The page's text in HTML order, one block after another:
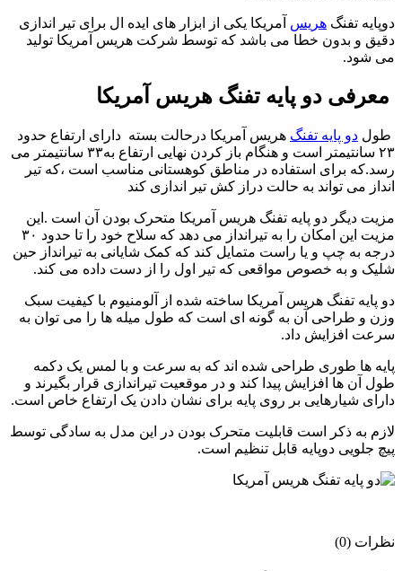
دوپایه تفنگ هریس آمریکا یکی از ابزار های ایده ال برای تیر اندازی
دقیق و بدون خطا می باشد که توسط شرکت هریس آمریکا تولید
می شود.
معرفی دو پایه تفنگ هریس آمریکا
طول دو پایه تفنگ هریس آمریکا درحالت بسته دارای ارتفاع حدود
۲۳ سانتیمتر است و هنگام باز کردن نهایی ارتفاع به۳۳ سانتیمتر می
رسد.که برای استفاده در مناطق کوهستانی مناسب است ،که تیر
انداز می تواند به حالت دراز کش تیر اندازی کند
مزیت دیگر دو پایه تفنگ هریس آمریکا متحرک بودن آن است . این
مزیت این امکان را به تیرانداز می دهد که سلاح خود را تا حدود ۳۰
درجه به چپ و یا راست متمایل کند که کمک شایانی به تیرانداز حین
شلیک و به خصوص مواقعی که تیر اول را از دست داده می کند.
دو پایه تفنگ هریس آمریکا ساخته شده از آلومنیوم با کیفیت سبک
وزن و طراحی آن به گونه ای است که طول میله ها را می توان به
سرعت افزایش داد.
پایه ها طوری طراحی شده اند که به سرعت و با لمس یک دکمه
طول آن ها افزایش پیدا کند و در موقعیت تیراندازی قرار بگیرند و
دارای شیارهایی بر روی پایه برای نشان دادن یک ارتفاع خاص است.
لازم به ذکر است قابلیت متحرک بودن در این مدل به سادگی توسط
پیچ جلویی دوپایه قابل تنظیم است.
نظرات (0)